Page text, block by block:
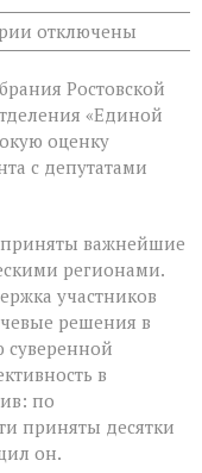
к
записи
Государственной
Думе
состоялось
заключительное
сессии,
ставшее
последним
для
VIII
созыва
отключены
Ростовской
«Единой
оценку
с депутатами
приняты важнейшие
регионами.
участников
решения в
в
по
приняты десятки
он.